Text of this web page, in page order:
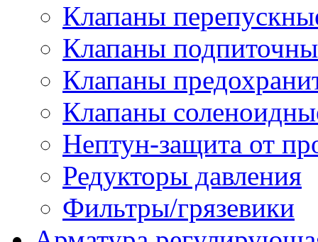
Клапаны
Клапаны
Клапаны
Клапаны
Нептун-защита от
Редукторы давления
Фильтры/грязевики